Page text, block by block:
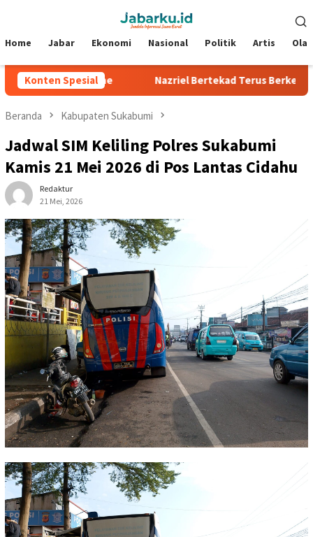
Mobile
Home Jabar Ekonomi Nasional Politik Artis
Konten Spesial
di Silverstone Nazriel Bertekad Terus Berkembang,
Beranda Kabupaten Sukabumi
Jadwal SIM Keliling Polres Sukabumi
Kamis 21 Mei 2026 di Pos Lantas Cidahu
Redaktur
21 Mei, 2026